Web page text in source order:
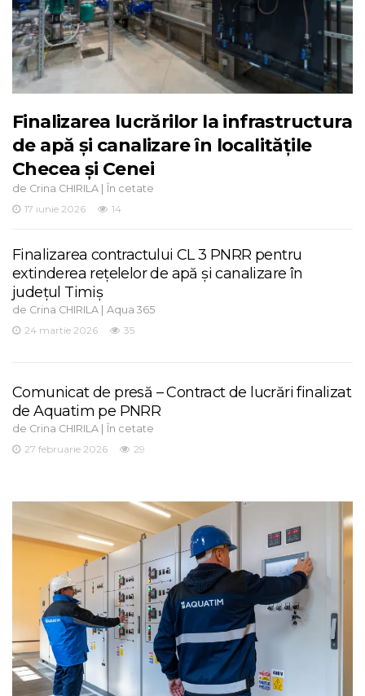
Finalizarea lucrărilor la infrastructura
de apă și canalizare în localitățile
Checea și Cenei
de Crina CHIRILA | În cetate
17 iunie 2026
14
Finalizarea contractului CL 3 PNRR pentru
extinderea rețelelor de apă și canalizare în
județul Timiș
de Crina CHIRILA | Aqua 365
24 martie 2026
35
Comunicat de presă – Contract de lucrări finalizat
de Aquatim pe PNRR
de Crina CHIRILA | În cetate
27 februarie 2026
29